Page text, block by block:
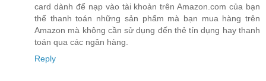
card dành để nạp vào tài khoản trên Amazon.com của bạn
thể thanh toán những sản phẩm mà bạn mua hàng trên
Amazon mà không cần sử dụng đến thẻ tín dụng hay thanh
toán qua các ngân hàng.
Reply